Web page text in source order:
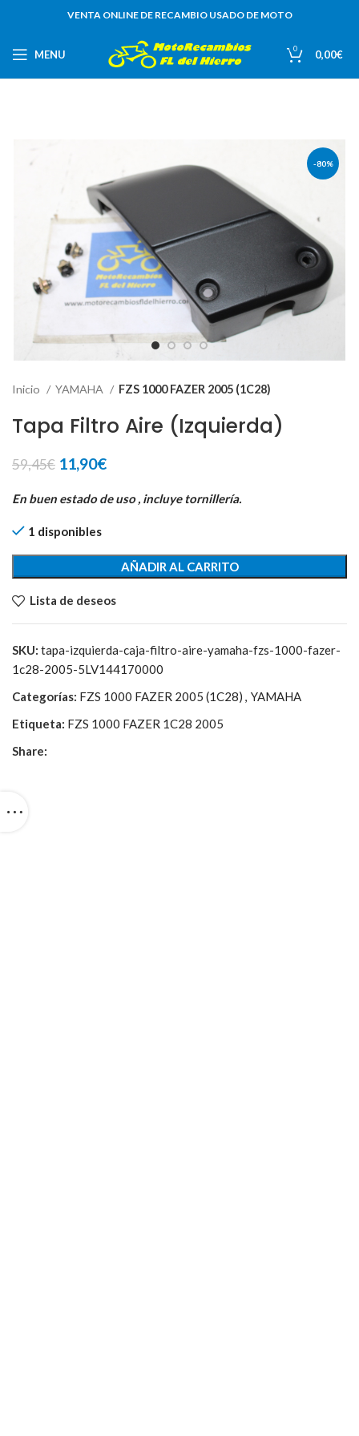
VENTA ONLINE DE RECAMBIO USADO DE MOTO
MENU 0 0,00€
-80%
Inicio YAMAHA FZS 1000 FAZER 2005 (1C28)
Tapa Filtro Aire (Izquierda)
59,45€ El
original
59,45€.
11,90€El
actual
En buen estado de uso , incluye tornillería.
1 disponibles
AÑADIR AL CARRITO
Lista de deseos
SKU: tapa-izquierda-caja-filtro-aire-yamaha-fzs-1000-fazer-
1c28-2005-5LV144170000
Categorías: FZS 1000 FAZER 2005 (1C28) , YAMAHA
Etiqueta: FZS 1000 FAZER 1C28 2005
Share: